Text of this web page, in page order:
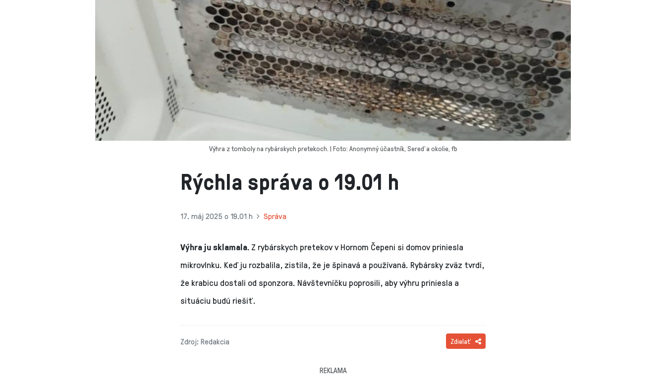
Rýchla správa o 19.01 h
17. máj 2025 o 19.01 h Správa
Výhra z tomboly na rybárskych pretekoch. | Foto: Anonymný účastník, Sereď a okolie, fb
Výhra ju sklamala. Z rybárskych pretekov v Hornom Čepeni si domov priniesla
mikrovlnku. Keď ju rozbalila, zistila, že je špinavá a používaná. Rybársky zväz tvrdí,
že krabicu dostali od sponzora. Návštevníčku poprosili, aby výhru priniesla a
situáciu budú riešiť.
Zdroj: Redakcia Zdielať
REKLAMA